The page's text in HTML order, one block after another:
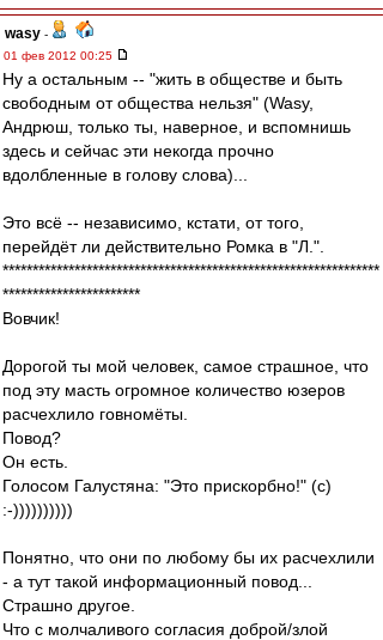
wasy -
01 фев 2012 00:25
Ну а остальным -- "жить в обществе и быть
свободным от общества нельзя" (Wasy,
Андрюш, только ты, наверное, и вспомнишь
здесь и сейчас эти некогда прочно
вдолбленные в голову слова)...
Это всё -- независимо, кстати, от того,
перейдёт ли действительно Ромка в "Л.".
***************************************************************
***********************
Вовчик!
Дорогой ты мой человек, самое страшное, что
под эту масть огромное количество юзеров
расчехлило говномёты.
Повод?
Он есть.
Голосом Галустяна: "Это прискорбно!" (с)
:-))))))))))
Понятно, что они по любому бы их расчехлили
- а тут такой информационный повод...
Страшно другое.
Что с молчаливого согласия доброй/злой